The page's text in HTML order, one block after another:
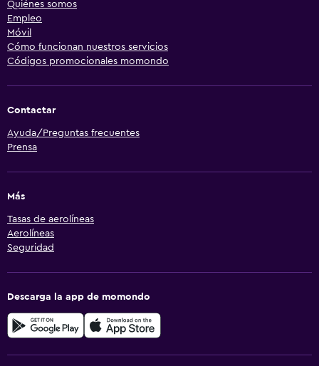
Quiénes somos
Empleo
Móvil
Cómo funcionan nuestros servicios
Códigos promocionales momondo
Contactar
Ayuda/Preguntas frecuentes
Prensa
Más
Tasas de aerolíneas
Aerolíneas
Seguridad
Descarga la app de momondo